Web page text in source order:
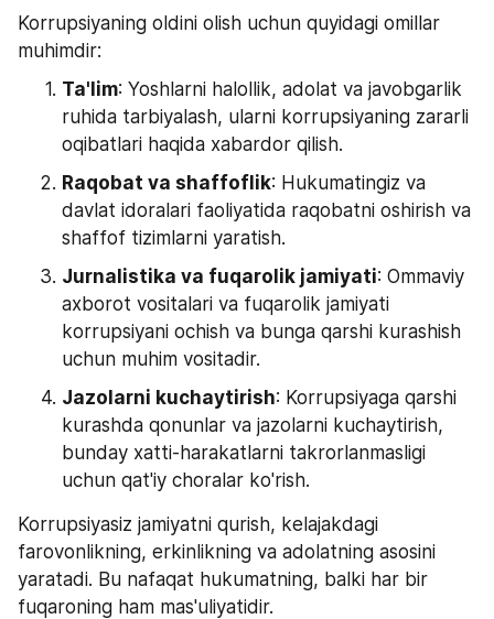
Korrupsiyaning oldini olish uchun quyidagi omillar
muhimdir:
Ta'lim: Yoshlarni halollik, adolat va javobgarlik
ruhida tarbiyalash, ularni korrupsiyaning zararli
oqibatlari haqida xabardor qilish.
Raqobat va shaffoflik: Hukumatingiz va
davlat idoralari faoliyatida raqobatni oshirish va
shaffof tizimlarni yaratish.
Jurnalistika va fuqarolik jamiyati: Ommaviy
axborot vositalari va fuqarolik jamiyati
korrupsiyani ochish va bunga qarshi kurashish
uchun muhim vositadir.
Jazolarni kuchaytirish: Korrupsiyaga qarshi
kurashda qonunlar va jazolarni kuchaytirish,
bunday xatti-harakatlarni takrorlanmasligi
uchun qat'iy choralar ko'rish.
Korrupsiyasiz jamiyatni qurish, kelajakdagi
farovonlikning, erkinlikning va adolatning asosini
yaratadi. Bu nafaqat hukumatning, balki har bir
fuqaroning ham mas'uliyatidir.